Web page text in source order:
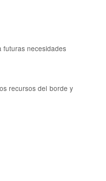
futuras necesidades
recursos del borde y